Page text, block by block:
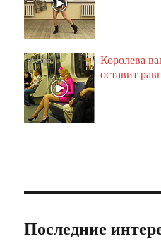
Королева
оставит
Последние